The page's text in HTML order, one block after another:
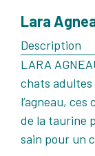
Lara
Description
LARA
chats
l’agneau,
de la taurine
sain pour un